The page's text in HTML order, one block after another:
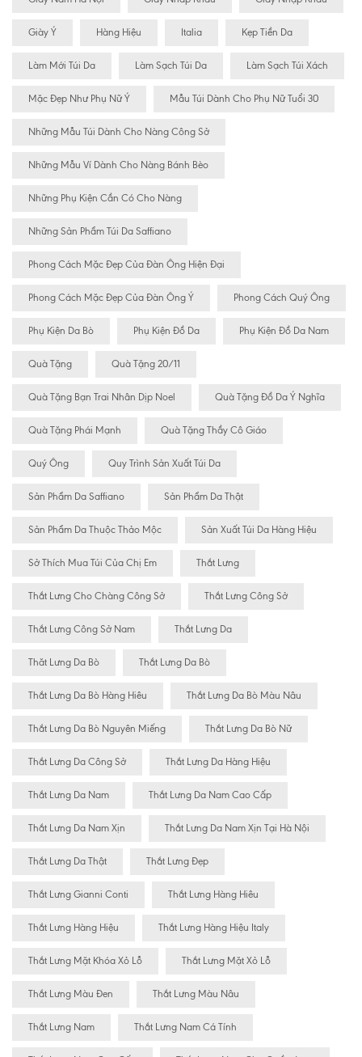
Giày Ý Hàng Hiệu Italia Kẹp Tiền Da
Làm Mới Túi Da Làm Sạch Túi Da Làm Sạch Túi Xách
Mặc Đẹp Như Phụ Nữ Ý Mẫu Túi Dành Cho Phụ Nữ Tuổi 30
Những Mẫu Túi Dành Cho Nàng Công Sở
Những Mẫu Ví Dành Cho Nàng Bánh Bèo
Những Phụ Kiện Cần Có Cho Nàng
Những Sản Phẩm Túi Da Saffiano
Phong Cách Mặc Đẹp Của Đàn Ông Hiện Đại
Phong Cách Mặc Đẹp Của Đàn Ông Ý Phong Cách Quý Ông
Phụ Kiện Da Bò Phụ Kiện Đồ Da Phụ Kiện Đồ Da Nam
Quà Tặng Quà Tặng 20/11
Quà Tặng Bạn Trai Nhân Dịp Noel Quà Tặng Đồ Da Ý Nghĩa
Quà Tặng Phái Mạnh Quà Tặng Thầy Cô Giáo
Quý Ông Quy Trình Sản Xuất Túi Da
Sản Phẩm Da Saffiano Sản Phẩm Da Thật
Sản Phẩm Da Thuộc Thảo Mộc Sản Xuất Túi Da Hàng Hiệu
Sở Thích Mua Túi Của Chị Em Thắt Lưng
Thắt Lưng Cho Chàng Công Sở Thắt Lưng Công Sở
Thắt Lưng Công Sở Nam Thắt Lưng Da
Thăt Lưng Da Bò Thắt Lưng Da Bò
Thắt Lưng Da Bò Hàng Hiêu Thắt Lưng Da Bò Màu Nâu
Thắt Lưng Da Bò Nguyên Miếng Thắt Lưng Da Bò Nữ
Thắt Lưng Da Công Sở Thắt Lưng Da Hàng Hiệu
Thắt Lưng Da Nam Thắt Lưng Da Nam Cao Cấp
Thắt Lưng Da Nam Xịn Thắt Lưng Da Nam Xịn Tại Hà Nội
Thắt Lưng Da Thật Thắt Lưng Đẹp
Thắt Lưng Gianni Conti Thắt Lưng Hàng Hiêu
Thắt Lưng Hàng Hiệu Thắt Lưng Hàng Hiệu Italy
Thắt Lưng Mặt Khóa Xỏ Lỗ Thắt Lưng Mặt Xỏ Lỗ
Thắt Lưng Màu Đen Thắt Lưng Màu Nâu
Thắt Lưng Nam Thắt Lưng Nam Cá Tính